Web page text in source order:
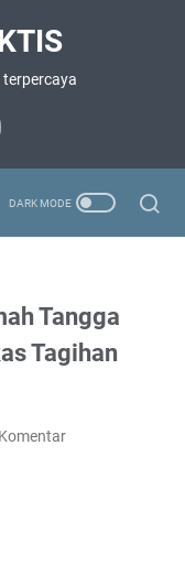
Tangga
Tagihan